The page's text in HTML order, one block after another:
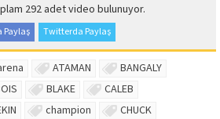
292 adet video bulunuyor.
Paylaş Twitterda Paylaş
ATAMAN
BANGALY
BLAKE
CALEB
champion
CHUCK